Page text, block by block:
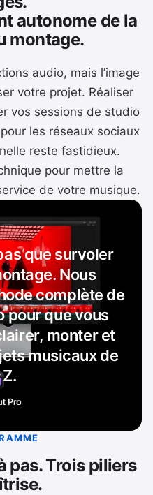
autonome de la
montage.
audio, mais l’image
votre projet. Réaliser
vos sessions de studio
les réseaux sociaux
reste fastidieux.
pour mettre la
de votre musique.
que survoler
Nous
complète de
pour que vous
monter et
musicaux de
Z.
pas. Trois piliers